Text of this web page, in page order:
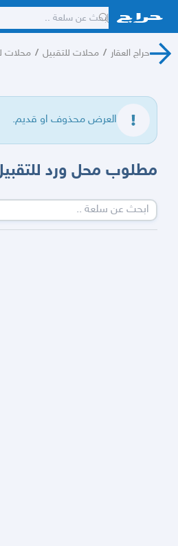
حراج العقار / محلات للتقبيل / محلات
العرض محذوف او قديم.
مطلوب محل ورد للتقبيل